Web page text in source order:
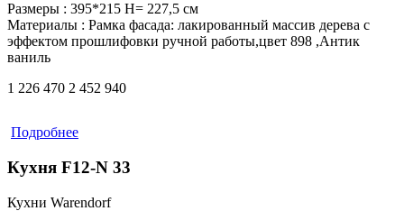
Размеры : 395*215 Н= 227,5 см
Материалы : Рамка фасада: лакированный массив дерева с
эффектом прошлифовки ручной работы,цвет 898 ,Антик
ваниль
1 226 470 2 452 940
Подробнее
Кухня F12-N 33
Кухни Warendorf